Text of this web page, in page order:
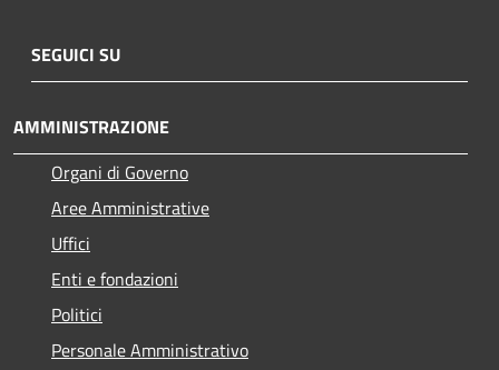
SEGUICI SU
AMMINISTRAZIONE
Organi di Governo
Aree Amministrative
Uffici
Enti e fondazioni
Politici
Personale Amministrativo